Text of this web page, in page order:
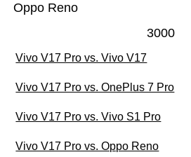
Oppo Reno
3000
Vivo V17 Pro vs. Vivo V17
Vivo V17 Pro vs. OnePlus 7 Pro
Vivo V17 Pro vs. Vivo S1 Pro
Vivo V17 Pro vs. Oppo Reno